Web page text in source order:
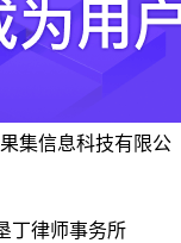
集信息科技有限公
丁律师事务所